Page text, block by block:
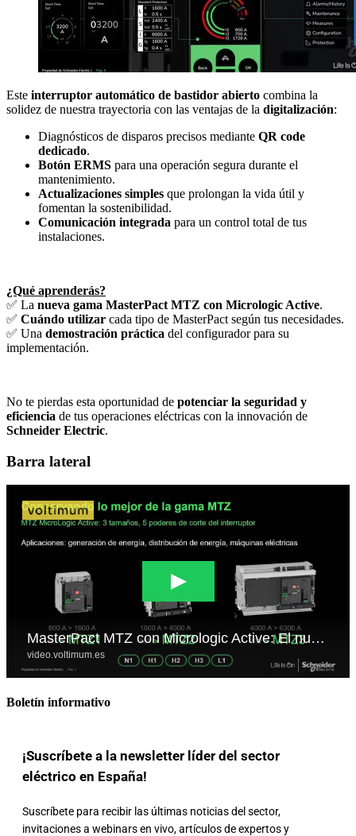
Este interruptor automático de bastidor abierto combina la
solidez de nuestra trayectoria con las ventajas de la digitalización:
Diagnósticos de disparos precisos mediante QR code
dedicado.
Botón ERMS para una operación segura durante el
mantenimiento.
Actualizaciones simples que prolongan la vida útil y
fomentan la sostenibilidad.
Comunicación integrada para un control total de tus
instalaciones.
¿Qué aprenderás?
✅ La nueva gama MasterPact MTZ con Micrologic Active.
✅ Cuándo utilizar cada tipo de MasterPact según tus necesidades.
✅ Una demostración práctica del configurador para su
implementación.
No te pierdas esta oportunidad de potenciar la seguridad y
eficiencia de tus operaciones eléctricas con la innovación de
Schneider Electric.
Barra lateral
Boletín informativo
¡Suscríbete a la newsletter líder del sector
eléctrico en España!
Suscríbete para recibir las últimas noticias del sector,
invitaciones a webinars en vivo, artículos de expertos y